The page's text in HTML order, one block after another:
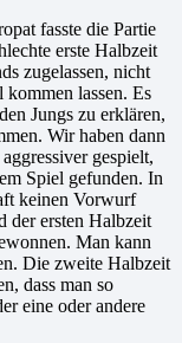
fasste die Partie
erste Halbzeit
zugelassen, nicht
lassen. Es
Jungs zu erklären,
Wir haben dann
gespielt,
Spiel gefunden. In
keinen Vorwurf
der ersten Halbzeit
Man kann
Die zweite Halbzeit
dass man so
eine oder andere